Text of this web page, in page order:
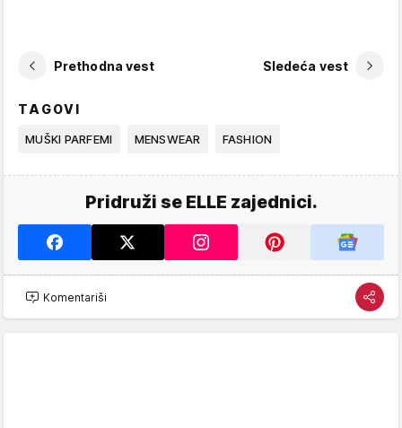
Prethodna vest Sledeća vest
TAGOVI
MUŠKI PARFEMI MENSWEAR FASHION
Pridruži se ELLE zajednici.
Komentariši